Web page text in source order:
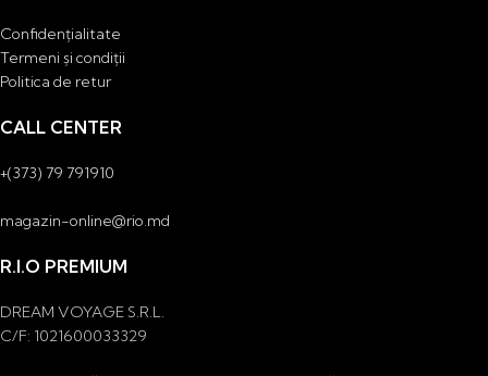
Confidențialitate
Termeni și condiții
Politica de retur
CALL CENTER
+(373) 79 791910
magazin-online@rio.md
R.I.O PREMIUM
DREAM VOYAGE S.R.L.
C/F: 1021600033329